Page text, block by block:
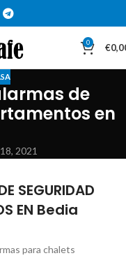
0 €
de
en
2021
SEGURIDAD
EN Bedia
para chalets